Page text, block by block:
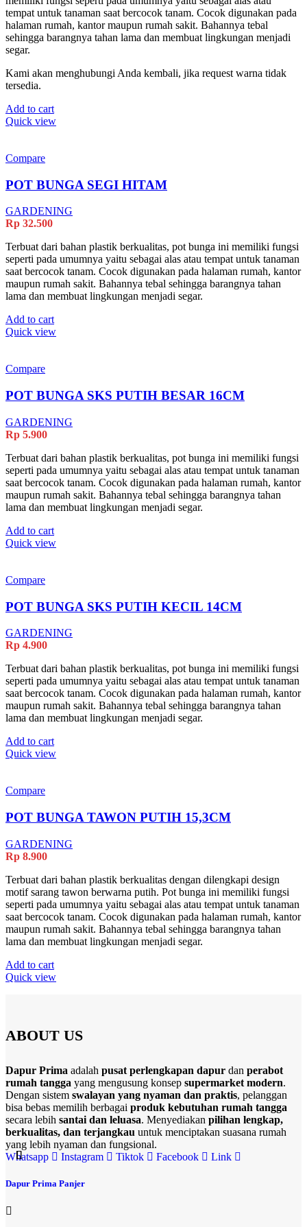
tempat untuk tanaman saat bercocok tanam. Cocok digunakan pada
halaman rumah, kantor maupun rumah sakit. Bahannya tebal
sehingga barangnya tahan lama dan membuat lingkungan menjadi
segar.
Kami akan menghubungi Anda kembali, jika request warna tidak
tersedia.
Add to cart
Quick view
Compare
POT BUNGA SEGI HITAM
GARDENING
Rp 32.500
Terbuat dari bahan plastik berkualitas, pot bunga ini memiliki fungsi
seperti pada umumnya yaitu sebagai alas atau tempat untuk tanaman
saat bercocok tanam. Cocok digunakan pada halaman rumah, kantor
maupun rumah sakit. Bahannya tebal sehingga barangnya tahan
lama dan membuat lingkungan menjadi segar.
Add to cart
Quick view
Compare
POT BUNGA SKS PUTIH BESAR 16CM
GARDENING
Rp 5.900
Terbuat dari bahan plastik berkualitas, pot bunga ini memiliki fungsi
seperti pada umumnya yaitu sebagai alas atau tempat untuk tanaman
saat bercocok tanam. Cocok digunakan pada halaman rumah, kantor
maupun rumah sakit. Bahannya tebal sehingga barangnya tahan
lama dan membuat lingkungan menjadi segar.
Add to cart
Quick view
Compare
POT BUNGA SKS PUTIH KECIL 14CM
GARDENING
Rp 4.900
Terbuat dari bahan plastik berkualitas, pot bunga ini memiliki fungsi
seperti pada umumnya yaitu sebagai alas atau tempat untuk tanaman
saat bercocok tanam. Cocok digunakan pada halaman rumah, kantor
maupun rumah sakit. Bahannya tebal sehingga barangnya tahan
lama dan membuat lingkungan menjadi segar.
Add to cart
Quick view
Compare
POT BUNGA TAWON PUTIH 15,3CM
GARDENING
Rp 8.900
Terbuat dari bahan plastik berkualitas dengan dilengkapi design
motif sarang tawon berwarna putih. Pot bunga ini memiliki fungsi
seperti pada umumnya yaitu sebagai alas atau tempat untuk tanaman
saat bercocok tanam. Cocok digunakan pada halaman rumah, kantor
maupun rumah sakit. Bahannya tebal sehingga barangnya tahan
lama dan membuat lingkungan menjadi segar.
Add to cart
Quick view
ABOUT US
Dapur Prima adalah pusat perlengkapan dapur dan perabot
rumah tangga yang mengusung konsep supermarket modern.
Dengan sistem swalayan yang nyaman dan praktis, pelanggan
bisa bebas memilih berbagai produk kebutuhan rumah tangga
secara lebih santai dan leluasa. Menyediakan pilihan lengkap,
berkualitas, dan terjangkau untuk menciptakan suasana rumah
yang lebih nyaman dan fungsional.
Whatsapp
Instagram Tiktok Facebook Link
Dapur Prima Panjer